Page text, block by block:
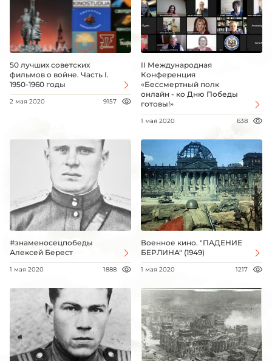
50 лучших советских
фильмов о войне. Часть I.
1950-1960 годы
2 мая 2020 9157
II Международная
Конференция
«Бессмертный полк
онлайн - ко Дню Победы
готовы!»
1 мая 2020 638
#знаменосецпобеды
Алексей Берест
1 мая 2020 1888
Военное кино. "ПАДЕНИЕ
БЕРЛИНА" (1949)
1 мая 2020 1217